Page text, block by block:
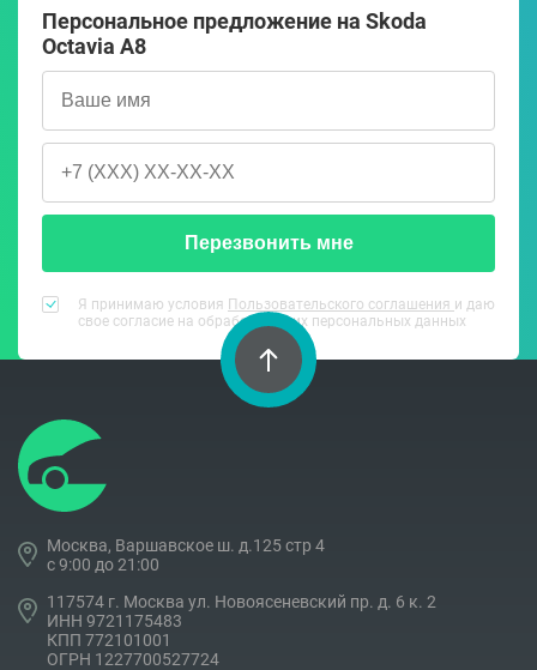
Персональное предложение на Skoda
Octavia A8
Перезвонить мне
Я принимаю условия Пользовательского соглашения и даю
свое согласие на обработку моих персональных данных
Москва, Варшавское ш. д.125 стр 4
c 9:00 до 21:00
117574 г. Москва ул. Новоясеневский пр. д. 6 к. 2
ИНН 9721175483
КПП 772101001
ОГРН 1227700527724